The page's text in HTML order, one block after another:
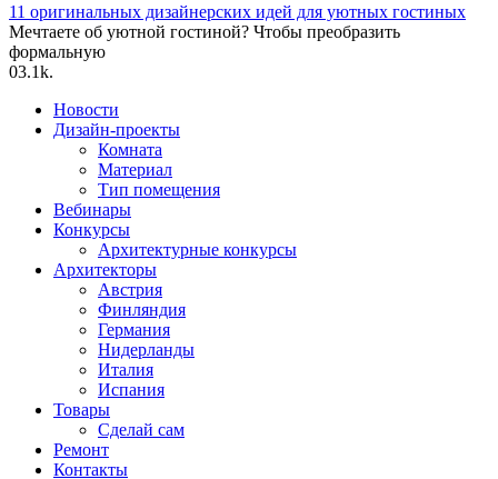
11 оригинальных дизайнерских идей для уютных гостиных
Мечтаете об уютной гостиной? Чтобы преобразить
формальную
03.1k.
Новости
Дизайн-проекты
Комната
Материал
Тип помещения
Вебинары
Конкурсы
Архитектурные конкурсы
Архитекторы
Австрия
Финляндия
Германия
Нидерланды
Италия
Испания
Товары
Сделай сам
Ремонт
Контакты